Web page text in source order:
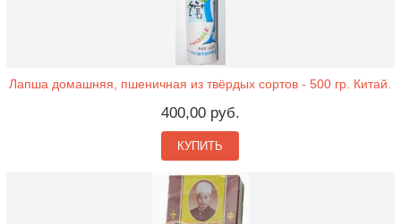
Лапша домашняя, пшеничная из твёрдых сортов - 500 гр. Китай.
400,00 руб.
КУПИТЬ